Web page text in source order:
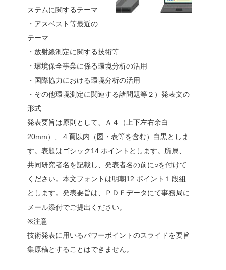
ステムに関するテーマ
・アスベスト等最近の
テーマ
・放射線測定に関する技術等
・環境保全事業に係る環境分析の活用
・国際協力における環境分析の活用
・その他環境測定に関連する諸問題等２）発表文の
形式
発表要旨は原則として、Ａ４（上下左右余白
20mm）、４頁以内（図・表等を含む）白黒としま
す。表題はゴシック14 ポイントとします。所属、
共同研究者名を記載し、発表者名の前に○を付けて
ください。本文フォントは明朝12 ポイント１段組
とします。発表要旨は、ＰＤＦデータにて事務局に
メール添付でご提出ください。
※注意
技術発表に用いるパワーポイントのスライドを要旨
集原稿とすることはできません。